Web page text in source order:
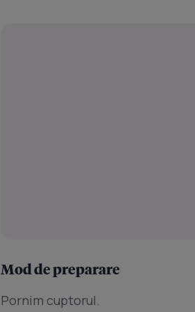
Mod de preparare
Pornim cuptorul.